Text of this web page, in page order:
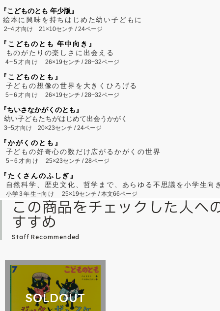
『こどものとも 年少版』
絵本に興味を持ちはじめた幼い子どもに
2~4才向け 21×10センチ / 24ページ
『こどものとも 年中向き』
ものがたりの楽しさに出会える
4~5才向け26×19センチ / 28~32ページ
『こどものとも』
子どもの想像の世界を大きくひろげる
5~6才向け26×19センチ / 28~32ページ
『ちいさなかがくのとも』
幼い子どもたちがはじめて出会うかがく
3~5才向け 20×23センチ / 24ページ
『かがくのとも』
子どもの好奇心の数だけ広がるかがくの世界
5~6才向け25×23センチ / 28ページ
『たくさんのふしぎ』
自然科学、歴史文化、哲学まで、あらゆる不思議を小学生向
小学3年生~向け 25×19センチ / 本文66ページ
この商品をチェックした人へ
すすめ
Staff Recommended
SOLDOUT